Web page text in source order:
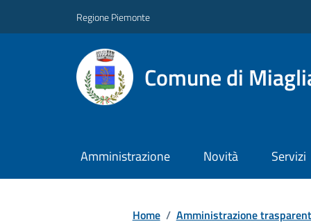
Regione Piemonte
Comune di
Amministrazione Novità Servizi
Home / Amministrazione